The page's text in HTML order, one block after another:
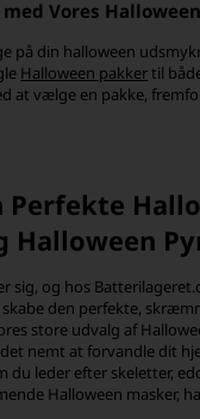
Vores
på din halloween
Halloween pakkertil
at vælge en pakke,
Perfekte
Halloween
sig, og hos
den perfekte,
store udvalg af
nemt at forvandle dit
du leder efter skeletter,
Halloween masker,